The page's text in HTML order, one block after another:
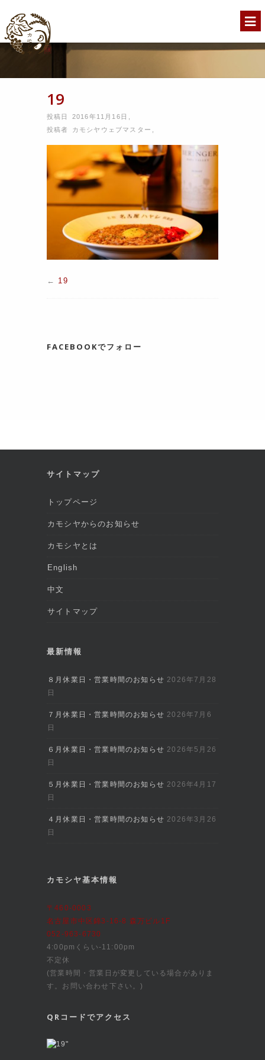
19
投稿日 2016年11月16日
投稿者 カモシヤウェブマスター
← 19
FACEBOOKでフォロー
サイトマップ
トップページ
カモシヤからのお知らせ
カモシヤとは
English
中文
サイトマップ
最新情報
８月休業日・営業時間のお知らせ 2026年7月28
日
７月休業日・営業時間のお知らせ 2026年7月6
日
６月休業日・営業時間のお知らせ 2026年5月26
日
５月休業日・営業時間のお知らせ 2026年4月17
日
４月休業日・営業時間のお知らせ 2026年3月26
日
カモシヤ基本情報
〒460-0003
名古屋市中区錦3-16-8 森万ビル1F
052-963-6730
4:00pmくらい-11:00pm
不定休
(営業時間・営業日が変更している場合がありま
す。お問い合わせ下さい。)
QRコードでアクセス